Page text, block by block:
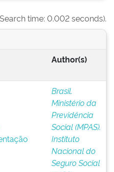
time: 0.002 seconds).
Author(s)
Brasil.
Ministério da
Previdência
Social (MPAS).
Instituto
Nacional do
Seguro Social